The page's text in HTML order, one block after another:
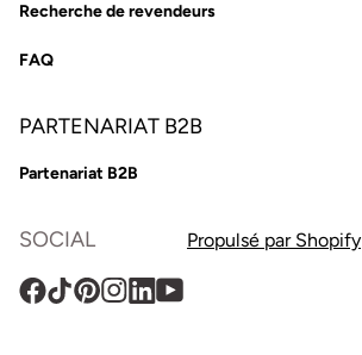
Recherche de revendeurs
FAQ
PARTENARIAT B2B
Partenariat B2B
SOCIAL
Facebook
TikTokPinterest
Instagram
Translation
YouTube
Propulsé par Shopify